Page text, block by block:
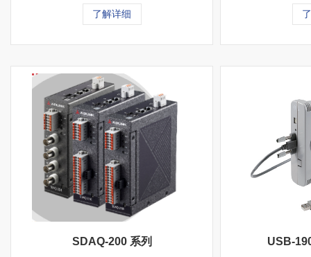
了解详细
SDAQ-200 系列 USB-